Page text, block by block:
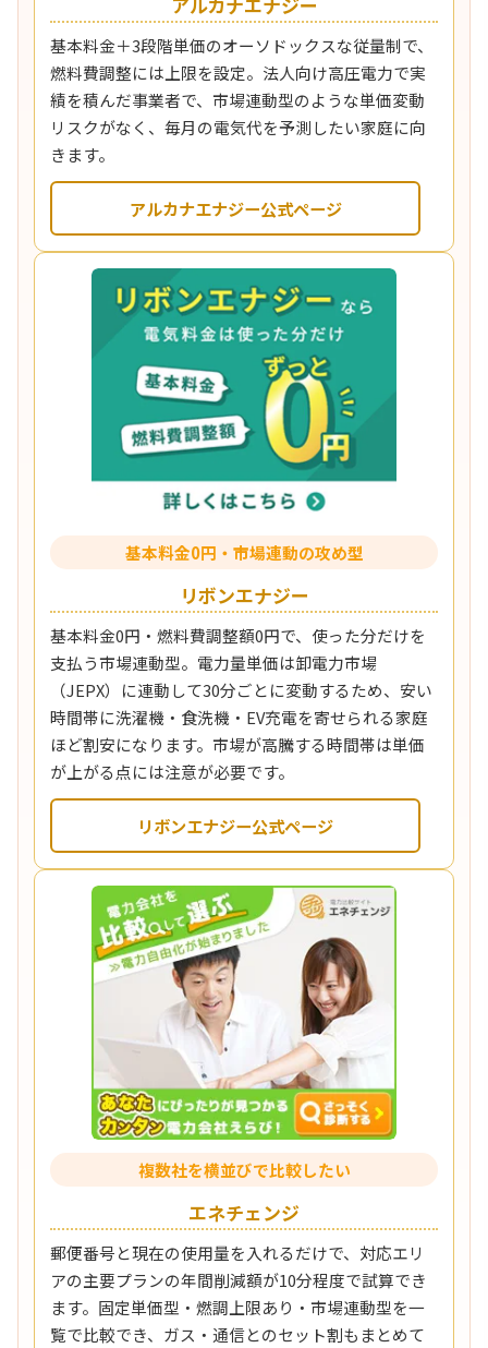
基本料金＋3段階単価のオーソドックスな従量制で、
燃料費調整には上限を設定。法人向け高圧電力で実
績を積んだ事業者で、市場連動型のような単価変動
リスクがなく、毎月の電気代を予測したい家庭に向
きます。
アルカナエナジー公式ページ
基本料金0円・市場連動の攻め型
リボンエナジー
基本料金0円・燃料費調整額0円で、使った分だけを
支払う市場連動型。電力量単価は卸電力市場
（JEPX）に連動して30分ごとに変動するため、安い
時間帯に洗濯機・食洗機・EV充電を寄せられる家庭
ほど割安になります。市場が高騰する時間帯は単価
が上がる点には注意が必要です。
リボンエナジー公式ページ
複数社を横並びで比較したい
エネチェンジ
郵便番号と現在の使用量を入れるだけで、対応エリ
アの主要プランの年間削減額が10分程度で試算でき
ます。固定単価型・燃調上限あり・市場連動型を一
覧で比較でき、ガス・通信とのセット割もまとめて